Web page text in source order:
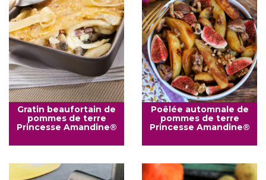
Gratin beaufortain de
pommes de terre
Princesse Amandine®
Poêlée automnale de
pommes de terre
Princesse Amandine®